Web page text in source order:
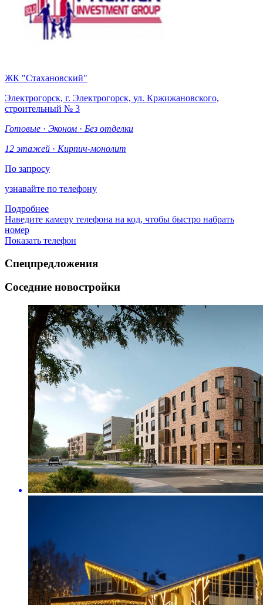
ЖК "Стахановский"
Электрогорск, г. Электрогорск, ул. Кржижановского,
строительный № 3
Готовые · Эконом · Без отделки
12 этажей · Кирпич-монолит
По запросу
узнавайте по телефону
Подробнее
Наведите камеру телефона на код, чтобы быстро набрать
номер
Показать телефон
Спецпредложения
Соседние новостройки